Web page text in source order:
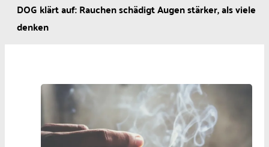
DOG klärt auf: Rauchen schädigt Augen stärker, als viele
denken